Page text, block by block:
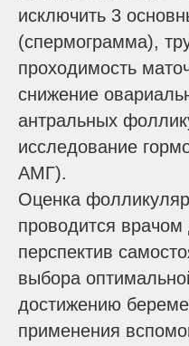
исключить 3
(спермограмма),
проходимость
снижение
антральных
исследование
АМГ).
Оценка
проводится
перспектив
выбора
достижению
применения